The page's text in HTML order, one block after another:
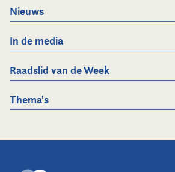
Nieuws
In de media
Raadslid van de Week
Thema's